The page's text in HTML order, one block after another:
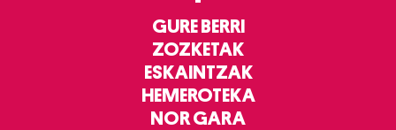
GURE BERRI
ZOZKETAK
ESKAINTZAK
HEMEROTEKA
NOR GARA